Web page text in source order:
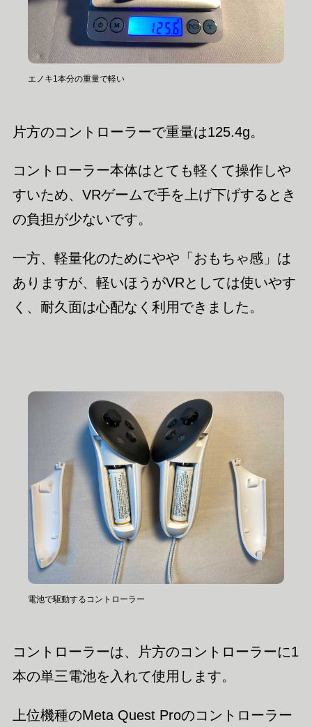
エノキ1本分の重量で軽い
片方のコントローラーで重量は125.4g。
コントローラー本体はとても軽くて操作しや
すいため、VRゲームで手を上げ下げするとき
の負担が少ないです。
一方、軽量化のためにやや「おもちゃ感」は
ありますが、軽いほうがVRとしては使いやす
く、耐久面は心配なく利用できました。
電池で駆動するコントローラー
コントローラーは、片方のコントローラーに1
本の単三電池を入れて使用します。
上位機種のMeta Quest Proのコントローラー